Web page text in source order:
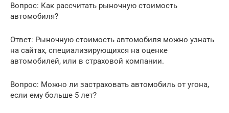
Вопрос: Как рассчитать рыночную стоимость
автомобиля?
Ответ: Рыночную стоимость автомобиля можно узнать
на сайтах, специализирующихся на оценке
автомобилей, или в страховой компании.
Вопрос: Можно ли застраховать автомобиль от угона,
если ему больше 5 лет?